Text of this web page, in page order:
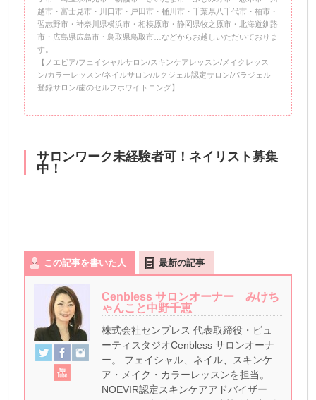
越市・富士見市・川口市・戸田市・桶川市・千葉県八千代市・柏市・
習志野市・神奈川県横浜市・相模原市・静岡県牧之原市・北海道釧路
市・広島県広島市・鳥取県鳥取市…などからお越しいただいておりま
す。
【ノエビア/フェイシャルサロン/スキンケアレッスン/メイクレッス
ン/カラーレッスン/ネイルサロン/ルクジェル認定サロン/パラジェル
登録サロン/歯のセルフホワイトニング】
サロンワーク未経験者可！ネイリスト募集
中！
この記事を書いた人 最新の記事
Cenbless サロンオーナー みけち
ゃんこと中野千恵
株式会社センブレス 代表取締役・ビュ
ーティスタジオCenbless サロンオーナ
ー。 フェイシャル、ネイル、スキンケ
ア・メイク・カラーレッスンを担当。
NOEVIR認定スキンケアアドバイザー